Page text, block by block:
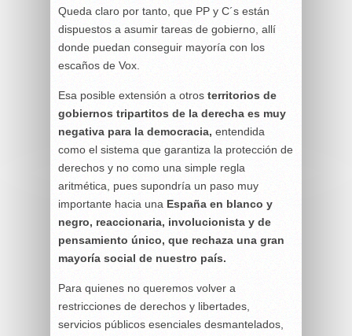
Queda claro por tanto, que PP y C´s están
dispuestos a asumir tareas de gobierno, allí
donde puedan conseguir mayoría con los
escaños de Vox.
Esa posible extensión a otros territorios de
gobiernos tripartitos de la derecha es muy
negativa para la democracia, entendida
como el sistema que garantiza la protección de
derechos y no como una simple regla
aritmética, pues supondría un paso muy
importante hacia una España en blanco y
negro, reaccionaria, involucionista y de
pensamiento único, que rechaza una gran
mayoría social de nuestro país.
Para quienes no queremos volver a
restricciones de derechos y libertades,
servicios públicos esenciales desmantelados,